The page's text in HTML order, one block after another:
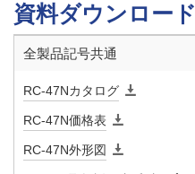
ネームプ
レート色
緑
比
弁前後の
最小差圧
資料ダウンロード
全製品記号共通
RC-47Nカタログ
RC-47N価格表
RC-47N外形図